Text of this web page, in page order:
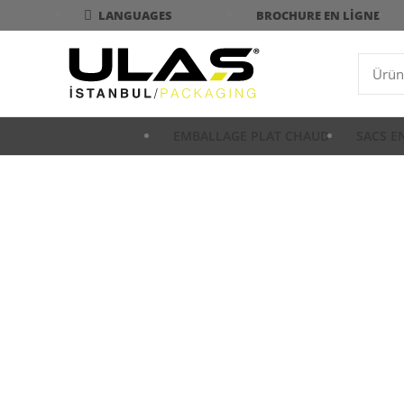
LANGUAGES BROCHURE EN LIGNE
EMBALLAGE PLAT CHAUD SACS